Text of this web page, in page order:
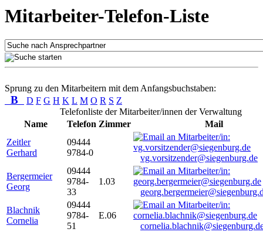
Mitarbeiter-Telefon-Liste
Sprung zu den Mitarbeitern mit dem Anfangsbuchstaben:
B D F G H K L M O R S Z
Telefonliste der Mitarbeiter/innen der Verwaltung
Name
Telefon Zimmer
Mail
Zeitler
Gerhard
09444
9784-0
vg.vorsitzender@siegenburg.de
Bergermeier
Georg
09444
9784-
33
1.03
Blachnik
Cornelia
09444
9784-
51
E.06